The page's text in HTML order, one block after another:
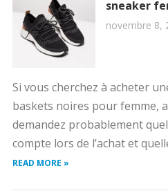
sneaker
novembre 8,
Si vous cherchez à acheter
baskets noires pour femme,
demandez probablement
compte lors de l’achat et
READ MORE »